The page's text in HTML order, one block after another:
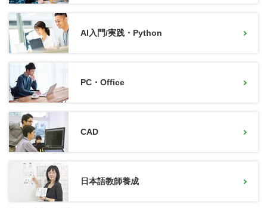
AI入門/実践・Python
PC・Office
CAD
日本語教師養成